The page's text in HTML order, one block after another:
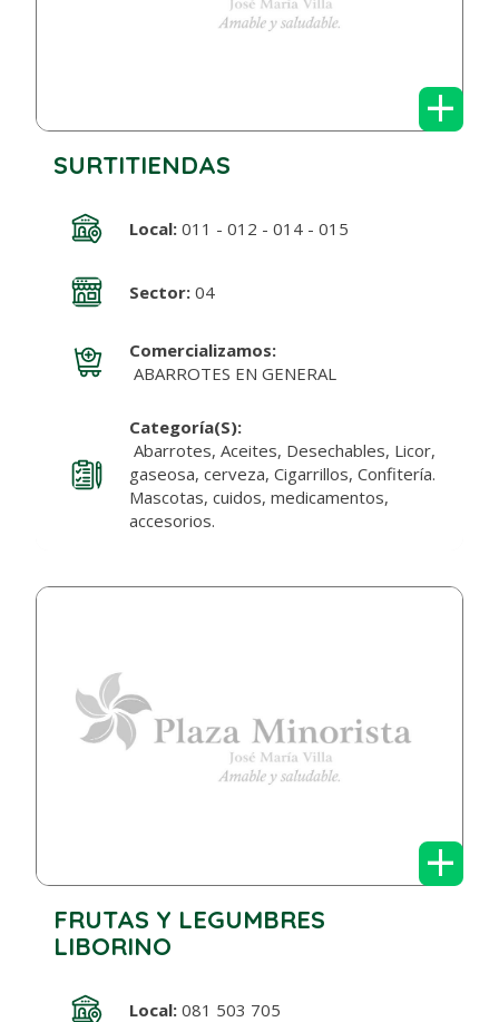
+
SURTITIENDAS
Local:011 - 012 - 014 - 015
Sector:04
Comercializamos:
ABARROTES EN GENERAL
Categoría(s):
Abarrotes, Aceites, Desechables, Licor,
gaseosa, cerveza, Cigarrillos, Confitería.
Mascotas, cuidos, medicamentos,
accesorios.
+
FRUTAS Y LEGUMBRES
LIBORINO
Local:081 503 705